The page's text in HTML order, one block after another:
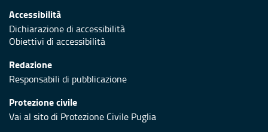
Accessibilità
Dichiarazione di accessibilità
Obiettivi di accessibilità
Redazione
Responsabili di pubblicazione
Protezione civile
Vai al sito di Protezione Civile Puglia